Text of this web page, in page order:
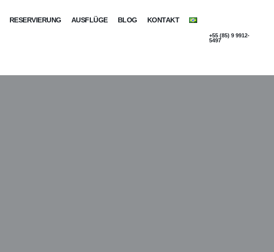
RESERVIERUNG AUSFLÜGE BLOG KONTAKT
+55 (85) 9 9912-
5497